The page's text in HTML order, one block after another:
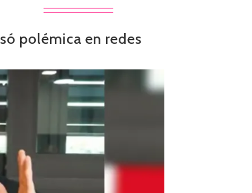
polémica en redes